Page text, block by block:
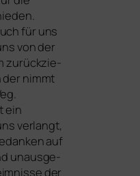
für uns
von der
zurück­zie­
nimmt
ein
ver­langt,
auf
unaus­ge­
der